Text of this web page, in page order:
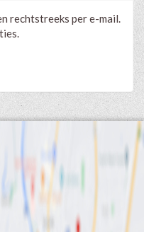
rechtstreeks per e-mail.